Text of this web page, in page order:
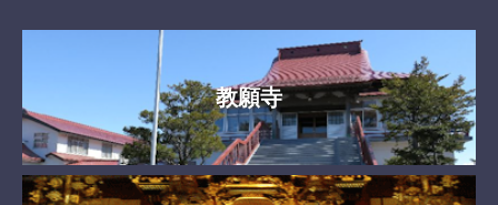
教願寺